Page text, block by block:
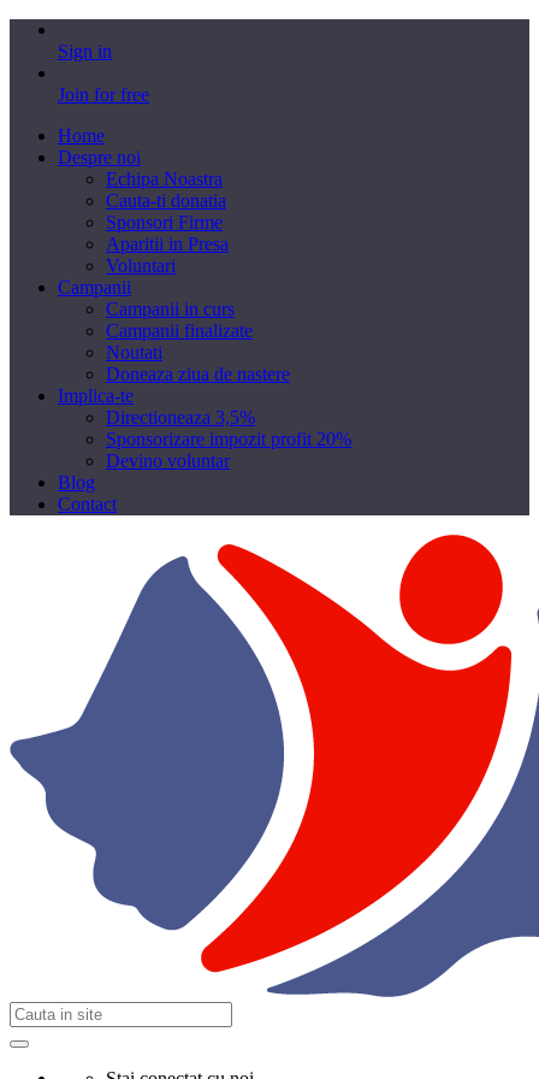
Sign in
Join for free
Home
Despre noi
Echipa Noastra
Cauta-ti donatia
Sponsori Firme
Aparitii in Presa
Voluntari
Campanii
Campanii in curs
Campanii finalizate
Noutati
Doneaza ziua de nastere
Implica-te
Directioneaza 3,5%
Sponsorizare impozit profit 20%
Devino voluntar
Blog
Contact